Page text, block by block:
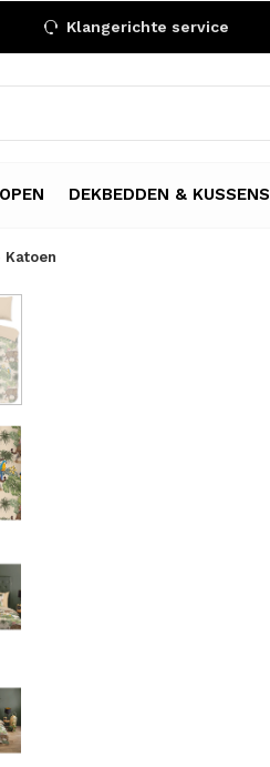
DEKBEDDEN & KUSSENS
Klangerichte service